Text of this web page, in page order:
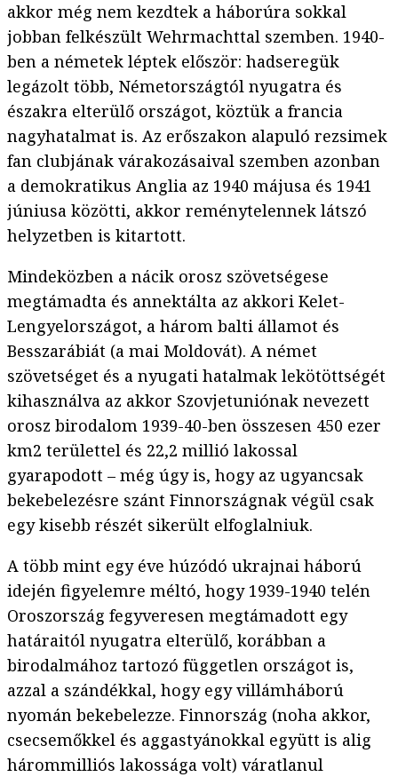
akkor még nem kezdtek a háborúra sokkal
jobban felkészült Wehrmachttal szemben. 1940-
ben a németek léptek először: hadseregük
legázolt több, Németországtól nyugatra és
északra elterülő országot, köztük a francia
nagyhatalmat is. Az erőszakon alapuló rezsimek
fan clubjának várakozásaival szemben azonban
a demokratikus Anglia az 1940 májusa és 1941
júniusa közötti, akkor reménytelennek látszó
helyzetben is kitartott.
Mindeközben a nácik orosz szövetségese
megtámadta és annektálta az akkori Kelet-
Lengyelországot, a három balti államot és
Besszarábiát (a mai Moldovát). A német
szövetséget és a nyugati hatalmak lekötöttségét
kihasználva az akkor Szovjetuniónak nevezett
orosz birodalom 1939-40-ben összesen 450 ezer
km2 területtel és 22,2 millió lakossal
gyarapodott – még úgy is, hogy az ugyancsak
bekebelezésre szánt Finnországnak végül csak
egy kisebb részét sikerült elfoglalniuk.
A több mint egy éve húzódó ukrajnai háború
idején figyelemre méltó, hogy 1939-1940 telén
Oroszország fegyveresen megtámadott egy
határaitól nyugatra elterülő, korábban a
birodalmához tartozó független országot is,
azzal a szándékkal, hogy egy villámháború
nyomán bekebelezze. Finnország (noha akkor,
csecsemőkkel és aggastyánokkal együtt is alig
hárommilliós lakossága volt) váratlanul